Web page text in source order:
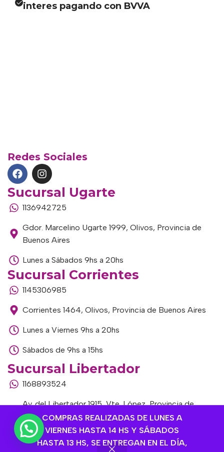
COMPRAS REALIZADAS DE LUNES A
VIERNES HASTA 14 HS Y SÁBADOS
HASTA 13 HS, SE ENTREGAN EN EL DÍA,
interes pagando con BVVA
Redes Sociales
Sucursal Ugarte
1136942725
Gdor. Marcelino Ugarte 1999, Olivos, Provincia de
Buenos Aires
Lunes a Sábados 9hs a 20hs
Sucursal Corrientes
1145306985
Corrientes 1464, Olivos, Provincia de Buenos Aires
Lunes a Viernes 9hs a 20hs
Sábados de 9hs a 15hs
Sucursal Libertador
1168893524
Av. del Libertador 1915, Vte. López, Provincia de
Buenos Aires
Lunes a Viernes de 9hs a 13hs / 16hs a 20hs